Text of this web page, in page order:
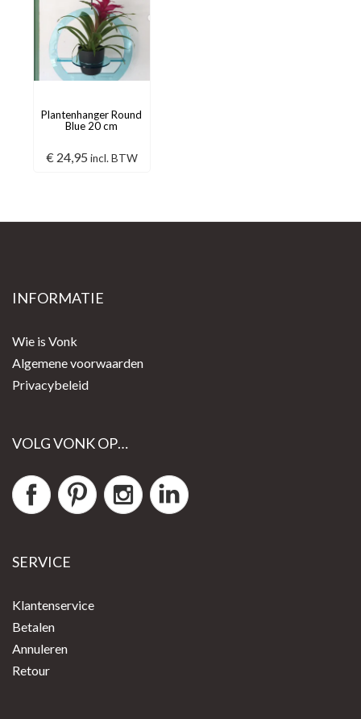
Plantenhanger Round
Blue 20 cm
€24,95 incl. BTW
INFORMATIE
Wie is Vonk
Algemene voorwaarden
Privacybeleid
VOLG VONK OP…
SERVICE
Klantenservice
Betalen
Annuleren
Retour